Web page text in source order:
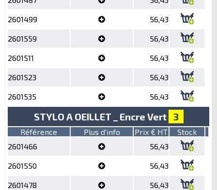
2601499 56,43
2601559 56,43
2601511 56,43
2601523 56,43
2601535 56,43
STYLO A OEILLET _ Encre Vert 3
Référence Plus d'info Prix € HT
Stock
2601466
56,43
2601550 56,43
2601478 56,43